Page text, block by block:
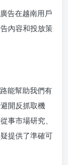
告在越南用戶
內容和投放策
能幫助我們有
開反抓取機
事市場研究、
提供了準確可